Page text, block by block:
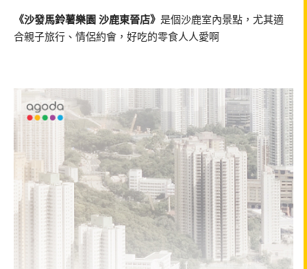
《沙發馬鈴薯樂園 沙鹿東晉店》 是個沙鹿室內景點，尤其適
合親子旅行、情侶約會，好吃的零食人人愛啊